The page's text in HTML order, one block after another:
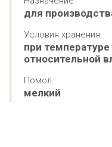
для
Условия хранения
при
относительной
Помол
мелкий